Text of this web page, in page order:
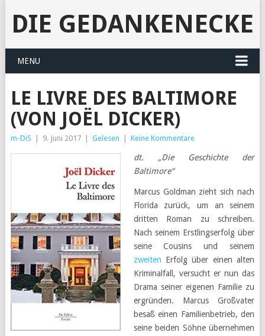
DIE GEDANKENECKE
MENU
LE LIVRE DES BALTIMORE
(VON JOËL DICKER)
m-DiS 9. Juni 2017 Gelesen Keine Kommentare
dt. „Die Geschichte der
Baltimore“
Marcus Goldman zieht sich nach
Florida zurück, um an seinem
dritten Roman zu schreiben.
Nach seinem Erstlingserfolg über
seine Cousins und seinem
zweiten Erfolg über einen alten
Kriminalfall, versucht er nun das
Drama seiner eigenen Familie zu
ergründen. Marcus Großvater
besaß einen Familienbetrieb, den
seine beiden Söhne übernehmen